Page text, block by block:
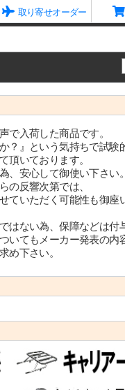
取り寄せオーダー
で入荷した商品です。
？』という気持ちで試験
頂いております。
、安心して御使い下さい。
の反響次第では、
ていただく可能性も御座
はない為、保障などは付
いてもメーカー発表の内
め下さい。